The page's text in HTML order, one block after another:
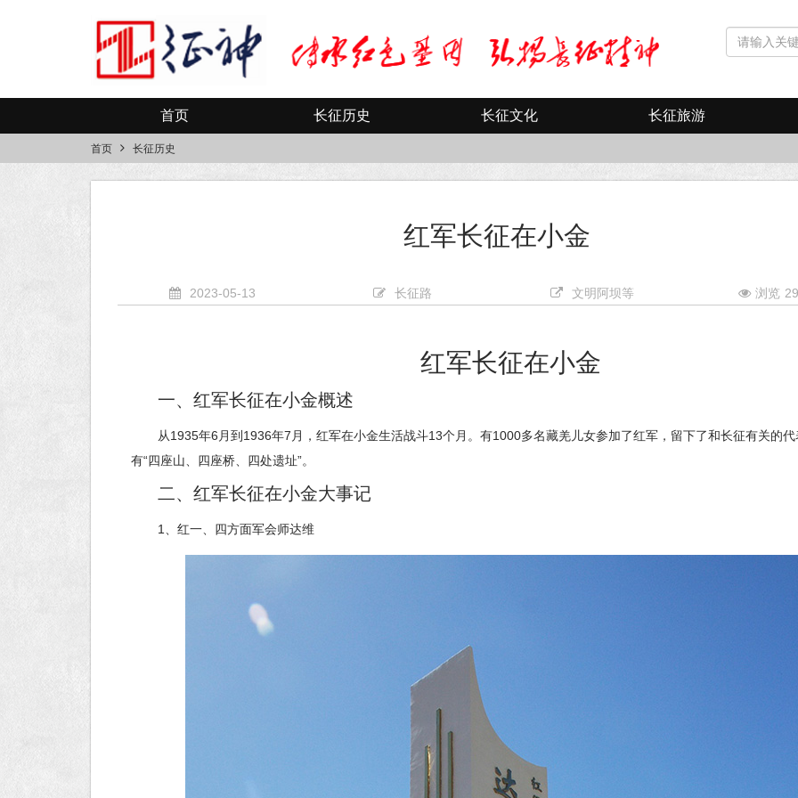
首页 长征历史 长征文化 长征旅游
首页 长征历史
红军长征在小金
2023-05-13 长征路 文明阿坝等 浏览
红军长征在小金
一、红军长征在小金概述
从1935年6 月到 1936年7 月，红军在小金生活战斗13个月。有1000多名藏羌儿女参加了红军，留下了和长征有关的
有“四座山、四座桥、四处遗址”。
二、红军长征在小金大事记
1 、红一、四方面军会师达维